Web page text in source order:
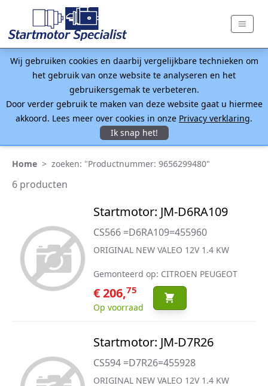
Wij gebruiken cookies en daarbij vergelijkbare technieken om
het gebruik van onze website te analyseren en het
gebruikersgemak te verbeteren.
Door verder gebruik te maken van deze website gaat u hiermee
akkoord. Lees meer over cookies in onze Privacy verklaring.
Ik snap het!
Home > zoeken: "Productnummer: 9656299480"
6 producten
Startmotor: JM-D6RA109
CS566 =D6RA109=455960
ORIGINAL NEW VALEO 12V 1.4 KW
Gemonteerd op: CITROEN PEUGEOT
€ 206,75
Op voorraad
Startmotor: JM-D7R26
CS594 =D7R26=455928
ORIGINAL NEW VALEO 12V 1.4 KW